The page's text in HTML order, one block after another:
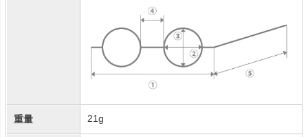
重量 21g